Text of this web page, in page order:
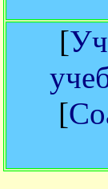
[
[